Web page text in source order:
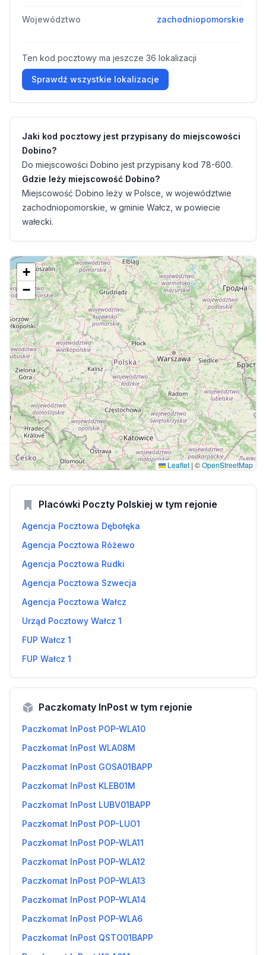
Województwo zachodniopomorskie
Ten kod pocztowy ma jeszcze 36 lokalizacji
Sprawdź wszystkie lokalizacje
Jaki kod pocztowy jest przypisany do miejscowości
Dobino?
Do miejscowości Dobino jest przypisany kod 78-600.
Gdzie leży miejscowość Dobino?
Miejscowość Dobino leży w Polsce, w województwie
zachodniopomorskie, w gminie Wałcz, w powiecie
wałecki.
+
−
Leaflet | ©OpenStreetMap
Placówki Poczty Polskiej w tym rejonie
Agencja Pocztowa Dębołęka
Agencja Pocztowa Różewo
Agencja Pocztowa Rudki
Agencja Pocztowa Szwecja
Agencja Pocztowa Wałcz
Urząd Pocztowy Wałcz 1
FUP Wałcz 1
FUP Wałcz 1
Paczkomaty InPost w tym rejonie
Paczkomat InPost POP-WLA10
Paczkomat InPost WLA08M
Paczkomat InPost GOSA01BAPP
Paczkomat InPost KLEB01M
Paczkomat InPost LUBV01BAPP
Paczkomat InPost POP-LUO1
Paczkomat InPost POP-WLA11
Paczkomat InPost POP-WLA12
Paczkomat InPost POP-WLA13
Paczkomat InPost POP-WLA14
Paczkomat InPost POP-WLA6
Paczkomat InPost QSTO01BAPP